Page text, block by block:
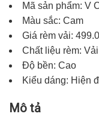
Mã sản phẩm: V
Màu sắc: Cam
Giá rèm vải:
Chất liệu rèm: Vải
Độ bền: Cao
Kiểu dáng: Hiện
Mô tả